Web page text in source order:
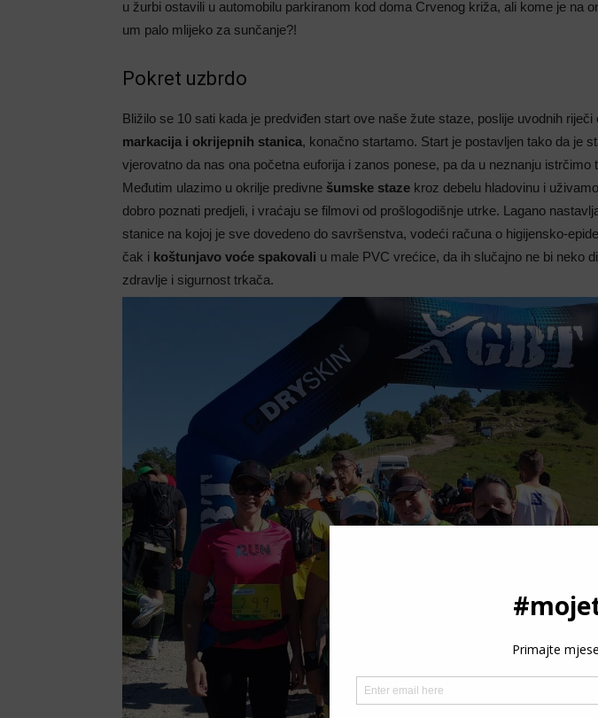
u žurbi ostavili u automobilu parkiranom kod doma Crvenog križa, ali kome je na
um palo mlijeko za sunčanje?!
Pokret uzbrdo
Bližilo se 10 sati kada je predviđen start ove naše žute staze, poslije uvodnih riječi
markacija i okrijepnih stanica, konačno startamo. Start je postavljen tako da je
vjerovatno da nas ona početna euforija i zanos ponese, pa da u neznanju istrčimo
Međutim ulazimo u okrilje predivne šumske staze kroz debelu hladovinu i
dobro poznati predjeli, i vraćaju se filmovi od prošlogodišnje utrke. Lagano
stanice na kojoj je sve dovedeno do savršenstva, vodeći računa o higijensko-
čak i koštunjavo voće spakovali u male PVC vrećice, da ih slučajno ne bi neko
zdravlje i sigurnost trkača.